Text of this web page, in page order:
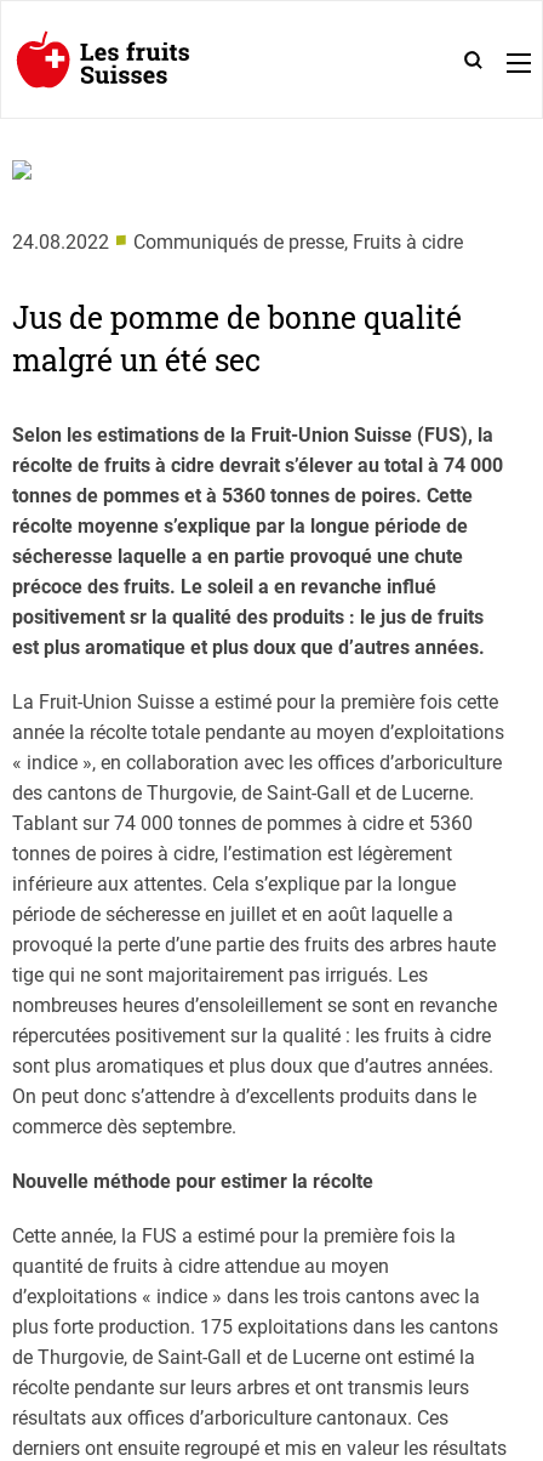
24.08.2022 ■ Communiqués de presse, Fruits à cidre
Jus de pomme de bonne qualité
malgré un été sec
Selon les estimations de la Fruit-Union Suisse (FUS), la
récolte de fruits à cidre devrait s’élever au total à 74 000
tonnes de pommes et à 5360 tonnes de poires. Cette
récolte moyenne s’explique par la longue période de
sécheresse laquelle a en partie provoqué une chute
précoce des fruits. Le soleil a en revanche influé
positivement sr la qualité des produits : le jus de fruits
est plus aromatique et plus doux que d’autres années.
La Fruit-Union Suisse a estimé pour la première fois cette
année la récolte totale pendante au moyen d’exploitations
« indice », en collaboration avec les offices d’arboriculture
des cantons de Thurgovie, de Saint-Gall et de Lucerne.
Tablant sur 74 000 tonnes de pommes à cidre et 5360
tonnes de poires à cidre, l’estimation est légèrement
inférieure aux attentes. Cela s’explique par la longue
période de sécheresse en juillet et en août laquelle a
provoqué la perte d’une partie des fruits des arbres haute
tige qui ne sont majoritairement pas irrigués. Les
nombreuses heures d’ensoleillement se sont en revanche
répercutées positivement sur la qualité : les fruits à cidre
sont plus aromatiques et plus doux que d’autres années.
On peut donc s’attendre à d’excellents produits dans le
commerce dès septembre.
Nouvelle méthode pour estimer la récolte
Cette année, la FUS a estimé pour la première fois la
quantité de fruits à cidre attendue au moyen
d’exploitations « indice » dans les trois cantons avec la
plus forte production. 175 exploitations dans les cantons
de Thurgovie, de Saint-Gall et de Lucerne ont estimé la
récolte pendante sur leurs arbres et ont transmis leurs
résultats aux offices d’arboriculture cantonaux. Ces
derniers ont ensuite regroupé et mis en valeur les résultats